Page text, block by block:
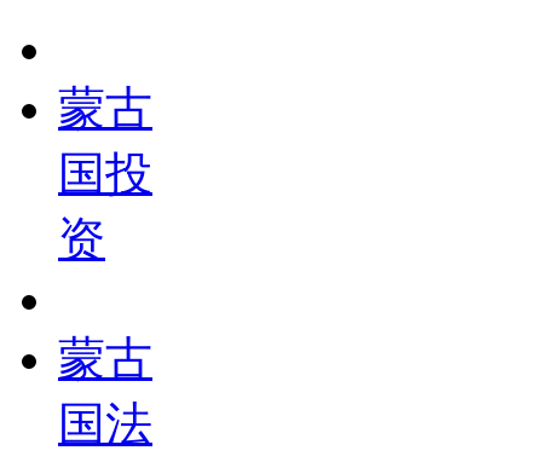
蒙古
国投
资
蒙古
国法